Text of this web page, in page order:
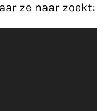
ze naar zoekt: